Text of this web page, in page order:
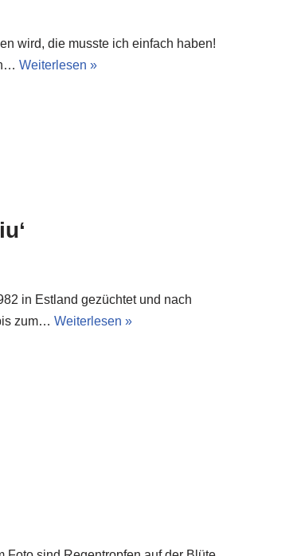
wird, die musste ich einfach haben!
Weiterlesen »
in Estland gezüchtet und nach
zum… Weiterlesen »